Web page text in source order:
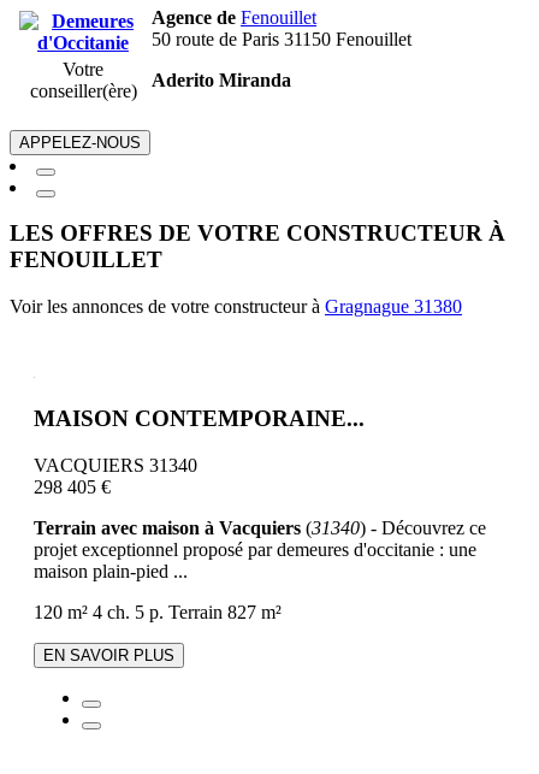
Agence de Fenouillet
50 route de Paris 31150 Fenouillet
Votre
conseiller(ère)
Aderito Miranda
APPELEZ-NOUS
LES OFFRES DE VOTRE CONSTRUCTEUR À
FENOUILLET
Voir les annonces de votre constructeur à Gragnague 31380
MAISON CONTEMPORAINE...
VACQUIERS 31340
298 405 €
Terrain avec maison à Vacquiers (31340) - Découvrez ce
projet exceptionnel proposé par demeures d'occitanie : une
maison plain-pied ...
120 m² 4 ch. 5 p. Terrain 827 m²
EN SAVOIR PLUS